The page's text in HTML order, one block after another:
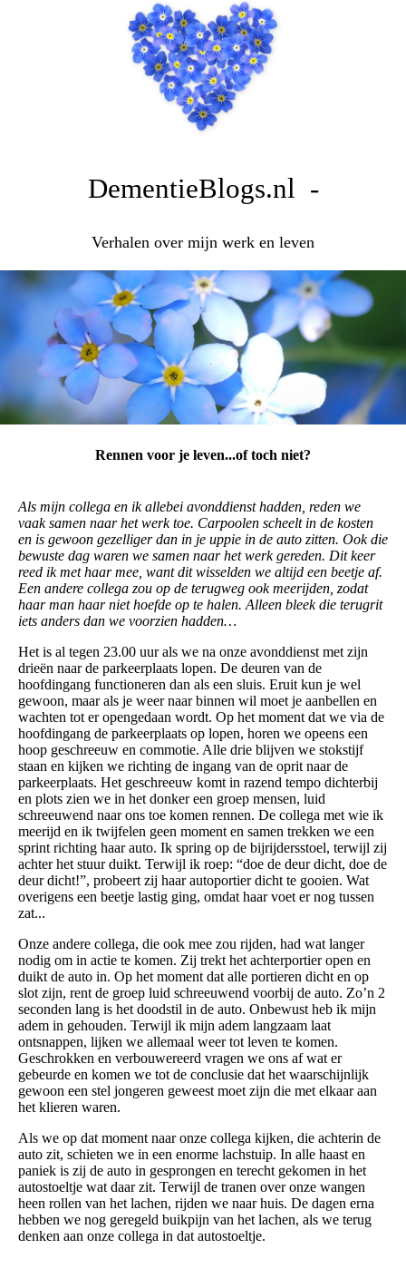
DementieBlogs.nl -
Verhalen over mijn werk en leven
Rennen voor je leven...of toch niet?
Als mijn collega en ik allebei avonddienst hadden, reden we
vaak samen naar het werk toe. Carpoolen scheelt in de kosten
en is gewoon gezelliger dan in je uppie in de auto zitten. Ook die
bewuste dag waren we samen naar het werk gereden. Dit keer
reed ik met haar mee, want dit wisselden we altijd een beetje af.
Een andere collega zou op de terugweg ook meerijden, zodat
haar man haar niet hoefde op te halen. Alleen bleek die terugrit
iets anders dan we voorzien hadden…
Het is al tegen 23.00 uur als we na onze avonddienst met zijn
drieën naar de parkeerplaats lopen. De deuren van de
hoofdingang functioneren dan als een sluis. Eruit kun je wel
gewoon, maar als je weer naar binnen wil moet je aanbellen en
wachten tot er opengedaan wordt. Op het moment dat we via de
hoofdingang de parkeerplaats op lopen, horen we opeens een
hoop geschreeuw en commotie. Alle drie blijven we stokstijf
staan en kijken we richting de ingang van de oprit naar de
parkeerplaats. Het geschreeuw komt in razend tempo dichterbij
en plots zien we in het donker een groep mensen, luid
schreeuwend naar ons toe komen rennen. De collega met wie ik
meerijd en ik twijfelen geen moment en samen trekken we een
sprint richting haar auto. Ik spring op de bijrijdersstoel, terwijl zij
achter het stuur duikt. Terwijl ik roep: “doe de deur dicht, doe de
deur dicht!”, probeert zij haar autoportier dicht te gooien. Wat
overigens een beetje lastig ging, omdat haar voet er nog tussen
zat...
Onze andere collega, die ook mee zou rijden, had wat langer
nodig om in actie te komen. Zij trekt het achterportier open en
duikt de auto in. Op het moment dat alle portieren dicht en op
slot zijn, rent de groep luid schreeuwend voorbij de auto. Zo’n 2
seconden lang is het doodstil in de auto. Onbewust heb ik mijn
adem in gehouden. Terwijl ik mijn adem langzaam laat
ontsnappen, lijken we allemaal weer tot leven te komen.
Geschrokken en verbouwereerd vragen we ons af wat er
gebeurde en komen we tot de conclusie dat het waarschijnlijk
gewoon een stel jongeren geweest moet zijn die met elkaar aan
het klieren waren.
Als we op dat moment naar onze collega kijken, die achterin de
auto zit, schieten we in een enorme lachstuip. In alle haast en
paniek is zij de auto in gesprongen en terecht gekomen in het
autostoeltje wat daar zit. Terwijl de tranen over onze wangen
heen rollen van het lachen, rijden we naar huis. De dagen erna
hebben we nog geregeld buikpijn van het lachen, als we terug
denken aan onze collega in dat autostoeltje.